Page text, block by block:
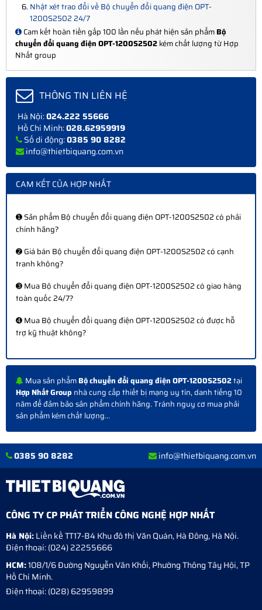
Nhật xét trao đổi về Bộ chuyển đổi quang điện OPT-
1200S2502 24/7
Cam kết hoàn tiền gấp 100 lần nếu phát hiện sản phẩmBộ
chuyển đổi quang điện OPT-1200S2502kém chất lượng từ Hợp
Nhất group
THÔNG TIN LIÊN HỆ
Hà Nội:024.222 55666
Hồ Chí Minh:028.62959919
Số di động:0385 90 8282
info@thietbiquang.com.vn
CAM KẾT CỦA HỢP NHẤT
➊ Sản phẩm Bộ chuyển đổi quang điện OPT-1200S2502 có phải
chính hãng?
➋ Giá bán Bộ chuyển đổi quang điện OPT-1200S2502 có cạnh
tranh không?
➌ Mua Bộ chuyển đổi quang điện OPT-1200S2502 có giao hàng
toàn quốc 24/7?
➍ Mua Bộ chuyển đổi quang điện OPT-1200S2502 có được hỗ
trợ kỹ thuật không?
Mua sản phẩmBộ chuyển đổi quang điện OPT-1200S2502tại
Hợp Nhất Group nhà cung cấp thiết bị mạng uy tín, danh tiếng 10
năm để đảm bảo sản phẩm chính hãng. Tránh nguy cơ mua phải
sản phẩm kém chất lượng...
0385 90 8282 info@thietbiquang.com.vn
CÔNG TY CP PHÁT TRIỂN CÔNG NGHỆ HỢP NHẤT
Hà Nội:Liền kề TT17-B4 Khu đô thị Văn Quán,Hà Đông,Hà Nội.
Điện thoại:(024) 22255666
HCM:108/1/6 Đường Nguyễn Văn Khối, Phường Thông Tây Hội, TP
Hồ Chí Minh.
Điện thoại:(028) 62959899